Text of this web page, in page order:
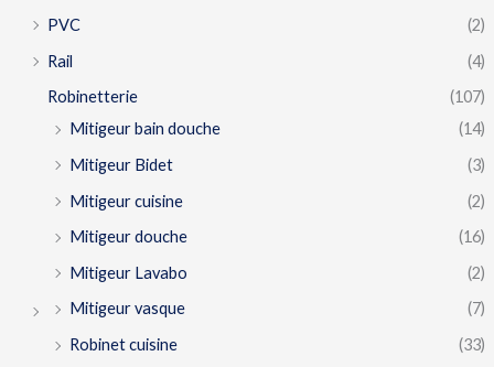
PVC
(2)
Rail
(4)
Robinetterie
(107)
Mitigeur bain douche
(14)
Mitigeur Bidet
(3)
Mitigeur cuisine
(2)
Mitigeur douche
(16)
Mitigeur Lavabo
(2)
Mitigeur vasque
(7)
Robinet cuisine
(33)